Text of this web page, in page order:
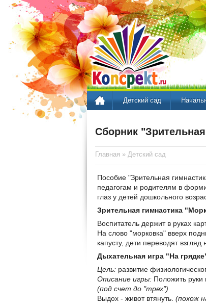
Детский сад
Сборник
Главная » Детский сад
Пособие "Зрительная
педагогам и родителям в
глаз у детей дошкольного
Зрительная гимнастика
Воспитатель держит в руках
На слово "морковка" вверх
капусту, дети переводят
Дыхательная игра "На
Цель: развитие
Описание игры: Положить руки
(под счет до "трех")
Выдох - живот втянуть. (похож